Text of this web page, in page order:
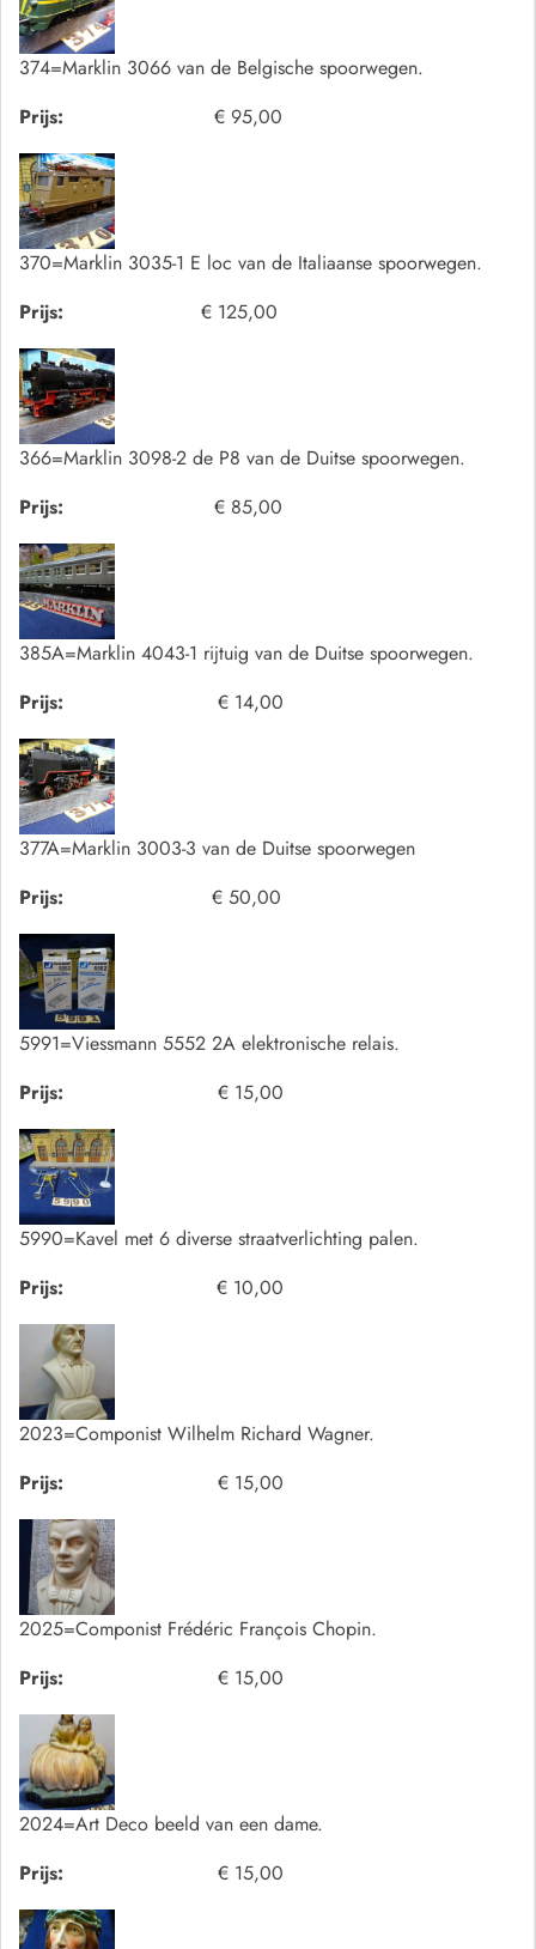
374=Marklin 3066 van de Belgische spoorwegen.
Prijs:
€ 95,00
370=Marklin 3035-1 E loc van de Italiaanse spoorwegen.
Prijs:
€ 125,00
366=Marklin 3098-2 de P8 van de Duitse spoorwegen.
Prijs:
€ 85,00
385A=Marklin 4043-1 rijtuig van de Duitse spoorwegen.
Prijs:
€ 14,00
377A=Marklin 3003-3 van de Duitse spoorwegen
Prijs:
€ 50,00
5991=Viessmann 5552 2A elektronische relais.
Prijs:
€ 15,00
5990=Kavel met 6 diverse straatverlichting palen.
Prijs:
€ 10,00
2023=Componist Wilhelm Richard Wagner.
Prijs:
€ 15,00
2025=Componist Frédéric François Chopin.
Prijs:
€ 15,00
2024=Art Deco beeld van een dame.
Prijs:
€ 15,00